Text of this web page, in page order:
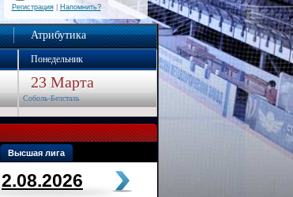
Регистрация| Напомнить?
Атрибутика
Понедельник
23 Марта
Соболь-Белсталь
Высшая лига
2.08.2026